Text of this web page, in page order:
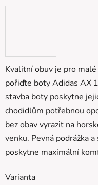
Kvalitní obuv je pro
pořiďte boty Adidas AX
stavba boty poskytne
chodidlům potřebnou
bez obav vyrazit na
venku. Pevná podrážka
poskytne maximální
Varianta